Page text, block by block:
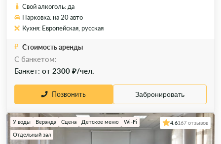
Свой алкоголь: да
Парковка: на 20 авто
Кухня: Европейская, русская
Стоимость аренды
C банкетом:
Банкет: от 2300 ₽/чел.
Позвонить Забронировать
У воды Веранда Сцена Детское меню
Wi-Fi
Отдельный зал
4.6167 отзывов